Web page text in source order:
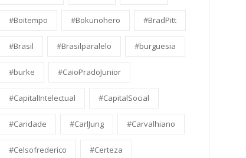
#Boitempo #Bokunohero #BradPitt
#Brasil #Brasilparalelo #burguesia
#burke #CaioPradoJunior
#CapitalIntelectual #CapitalSocial
#Caridade #CarlJung #Carvalhiano
#Celsofrederico #Certeza